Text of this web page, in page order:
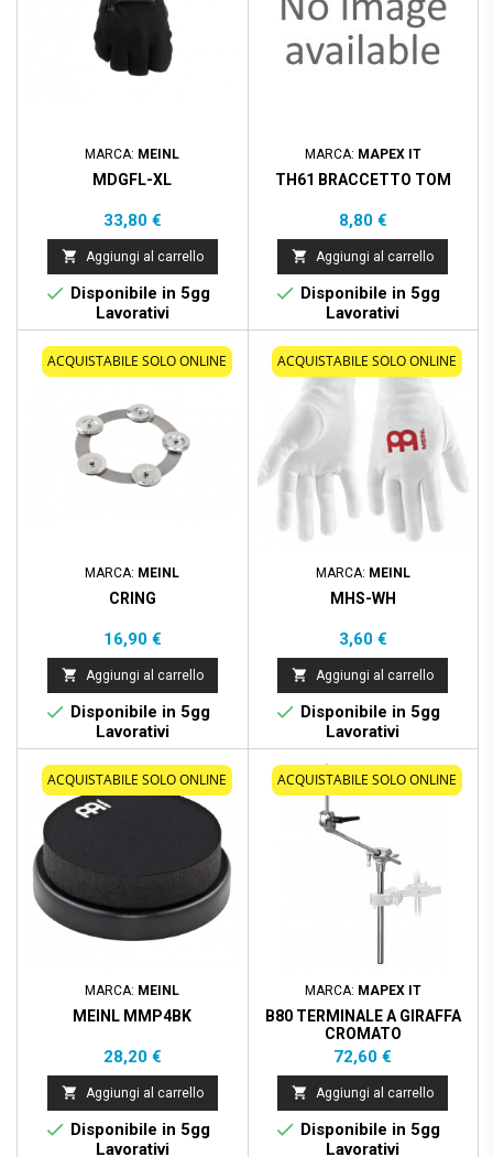
MARCA: MEINL
MDGFL-XL
Prezzo
33,80 €
 Aggiungi al carrello
 Disponibile in 5gg
Lavorativi
MARCA: MAPEX IT
TH61 BRACCETTO TOM
Prezzo
8,80 €
 Aggiungi al carrello
 Disponibile in 5gg
Lavorativi
ACQUISTABILE SOLO ONLINE
MARCA: MEINL
CRING
Prezzo
16,90 €
 Aggiungi al carrello
 Disponibile in 5gg
Lavorativi
ACQUISTABILE SOLO ONLINE
MARCA: MEINL
MHS-WH
Prezzo
3,60 €
 Aggiungi al carrello
 Disponibile in 5gg
Lavorativi
ACQUISTABILE SOLO ONLINE
MARCA: MEINL
MEINL MMP4BK
Prezzo
28,20 €
 Aggiungi al carrello
 Disponibile in 5gg
Lavorativi
ACQUISTABILE SOLO ONLINE
MARCA: MAPEX IT
B80 TERMINALE A GIRAFFA
CROMATO
Prezzo
72,60 €
 Aggiungi al carrello
 Disponibile in 5gg
Lavorativi